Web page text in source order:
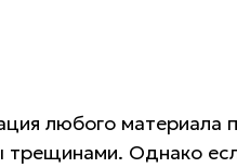
любого
трещинами. Однако